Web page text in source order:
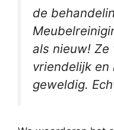
de
als nieuw!
vriendelijk en
geweldig.